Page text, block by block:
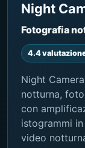
Night
Fotografia
4.4
Night
notturna,
con
istogrammi
video